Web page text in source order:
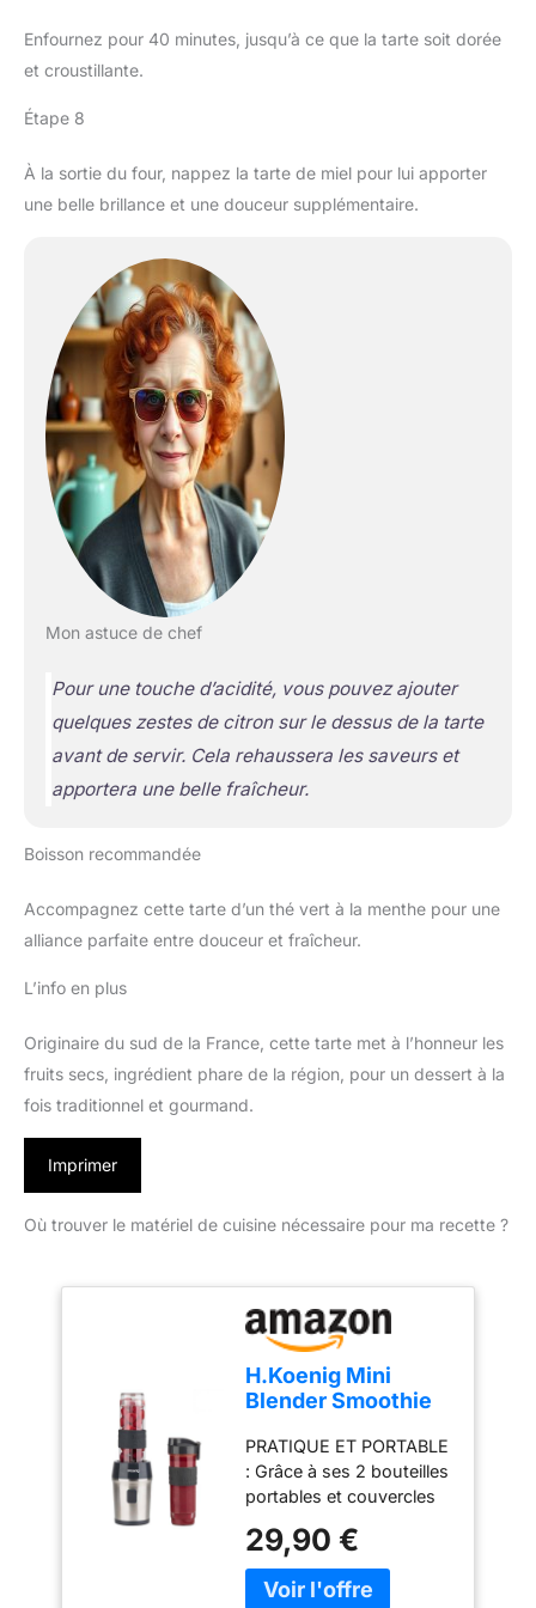
Enfournez pour 40 minutes, jusqu’à ce que la tarte soit dorée
et croustillante.
Étape 8
À la sortie du four, nappez la tarte de miel pour lui apporter
une belle brillance et une douceur supplémentaire.
Mon astuce de chef
Pour une touche d’acidité, vous pouvez ajouter
quelques zestes de citron sur le dessus de la tarte
avant de servir. Cela rehaussera les saveurs et
apportera une belle fraîcheur.
Boisson recommandée
Accompagnez cette tarte d’un thé vert à la menthe pour une
alliance parfaite entre douceur et fraîcheur.
L’info en plus
Originaire du sud de la France, cette tarte met à l’honneur les
fruits secs, ingrédient phare de la région, pour un dessert à la
fois traditionnel et gourmand.
Imprimer
Où trouver le matériel de cuisine nécessaire pour ma recette ?
H.Koenig Mini
Blender Smoothie
570ml, 300W, 4
Lames Inox, sans
BPA, 2 Bouteilles
Portables avec
Couvercles de
Voyage
PRATIQUE ET PORTABLE
: Grâce à ses 2 bouteilles
portables et couvercles
emportez et savourez
vos boissons où que
vous soyez – bureau,
29,90 €